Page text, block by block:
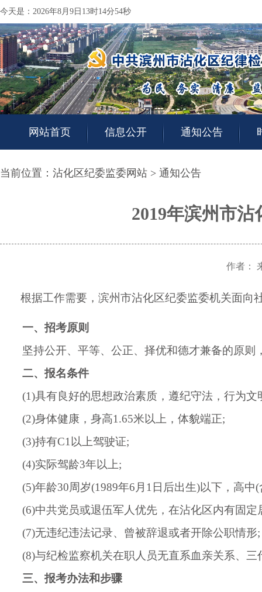
今天是：2026年8月9日13时14分54秒
网站首页 信息公开 通知公告
当前位置： 沾化区纪委监委网站 > 通知公告
2019年滨州市
作者：
根据工作需要，滨州市沾化区纪委监委机关面向
一、招考原则
坚持公开、平等、公正、择优和德才兼备的原则
二、报名条件
(1)具有良好的思想政治素质，遵纪守法，行为文
(2)身体健康，身高1.65米以上，体貌端正;
(3)持有C1以上驾驶证;
(4)实际驾龄3年以上;
(5)年龄30周岁(1989年6月1日后出生)以下，高中(
(6)中共党员或退伍军人优先，在沾化区内有固定
(7)无违纪违法记录、曾被辞退或者开除公职情形;
(8)与纪检监察机关在职人员无直系血亲关系、三
三、报考办法和步骤